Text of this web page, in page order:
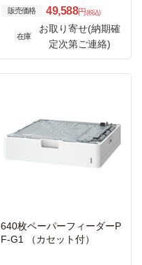
販売価格 49,588円 (税込)
在庫
お取り寄せ(納期確
定次第ご連絡)
640枚ペーパーフィーダーP
F-G1 （カセット付）